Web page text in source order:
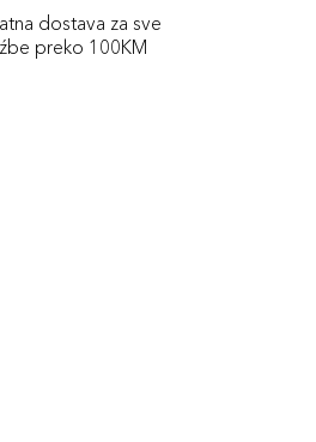
dostava za sve
preko 100KM